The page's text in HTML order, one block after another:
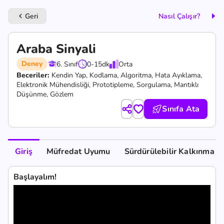
keyboard_arrow_left Geri Nasıl Çalışır?
Araba Sinyali
Deney 6. Sınıf 0-15dk
Orta
Beceriler: Kendin Yap, Kodlama, Algoritma, Hata Ayıklama,
Elektronik Mühendisliği, Prototipleme, Sorgulama, Mantıklı
Düşünme, Gözlem
Sınıfa Ata
Giriş Müfredat Uyumu Sürdürülebilir Kalkınma
Başlayalım!